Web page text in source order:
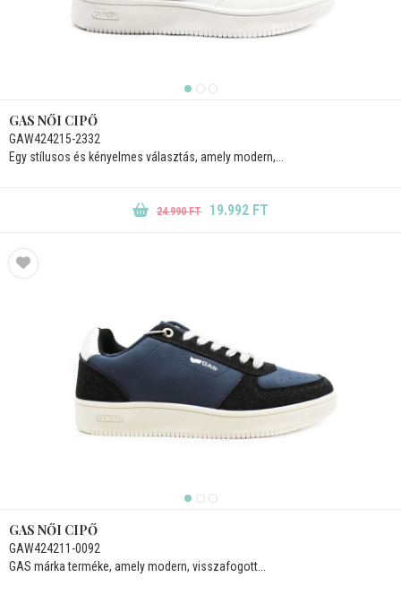
GAS NŐI CIPŐ
GAW424215-2332
Egy stílusos és kényelmes választás, amely modern,...
24.990 FT 19.992 FT
GAS NŐI CIPŐ
GAW424211-0092
GAS márka terméke, amely modern, visszafogott...